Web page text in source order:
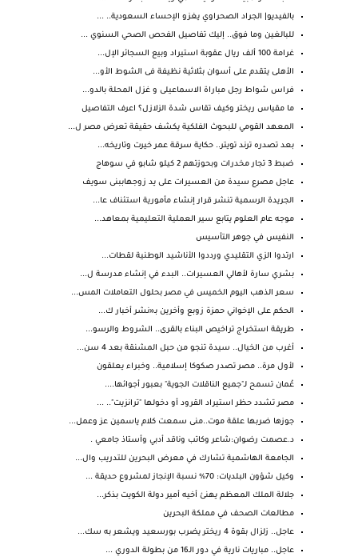
بالفيديو| الجراد الصحراوي يغزو الإحساء السعودية.. ...
للبالغين وما فوق.. إليك تفاصيل الفحص الصحي السنوي ...
غرامة 100 ألف ريال عقوبة استيراد وبيع السجائر الإل...
الأهلى يتقدم على أسوان بثلاثية نظيفة فى الشوط الأو...
فراس شواط رجل مباراة الاسماعيلى و غزل المحلة بالدو...
ما مقياس ريختر وكيف تقاس شدة الزلازل؟ اعرف التفاصيل
المعهد القومي للبحوث الفلكية يكشف حقيقة تعرض مصر ل...
بعد تصدره ترند تويتر.. حكاية سرقة عمر خيرت وتاريخه...
ضبط 3 تجار مخدرات وبحوزتهم 2 كيلو شابو في سوهاج
عاجل مصرع سيدة من العسيرات على يد زوجهاببنى سويف
الجريدة الرسمية تنشر قرار إنشاء مأمورية استئناف عا...
موجه عام العلوم يتابع سير العملية التعليمية بمعاهد...
النفيس في جوهر التأسيس
ارتدوا الزي التقليدي ورددوا الأناشيد الوطنية لقطات...
بشري سارة لأهالي العسيرات.. البدء في إنشاء مدرسة ل...
سعر الذهب اليوم الخميس في مصر بحلول التعاملات المس...
الحكم على الإخواني حمزة زوبع وأخرين بـ«نشر أخبار ك...
طريقة استخراج تراخيص البناء بالقرى.. الشروط والرسو...
أغرب من الخيال.. سيدة تنجو من حبل المشنقة بعد 4 سن...
لأول مرة.. مصر تصدر صكوكا إسلامية.. وخبراء يعلقون
عُمان تسمح لـ"جميع الناقلات الجوية" بعبور أجوائها....
مصر تشدد حظر استيراد القرود أو دخولها "ترانزيت".. ...
جوزها ضربها علقة موت..منى سمعت كلام ياسمين عز وعمل...
د.عصمت رضوان:شاعر وكاتب وناقد أدبي وأستاذ جامعي .
الجامعة الهاشمية تشارك في معرض البحرين للتدريب وال...
وكيل شؤون البلديات: 70% نسبة الإنجاز لمشروع حديقة ...
جلالة الملك المعظم يهنئ أخيه أمير دولة الكويت بذكر...
مطالعات الصحف في مملكة البحرين
عاجل.. زلزال بقوة 4 ريختر يضرب بورسعيد ويشعر به سك...
عاجل.. مباريات نارية في دور الـ16 من بطولة الدوري ...